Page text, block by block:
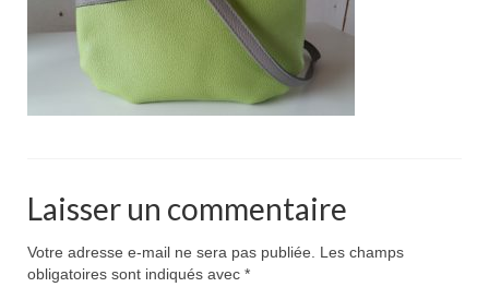
Pour acheter
Laisser un commentaire
Votre adresse e-mail ne sera pas publiée.
Les champs
obligatoires sont indiqués avec *